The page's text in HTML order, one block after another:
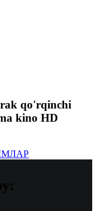
qo'rqinchi
kino HD